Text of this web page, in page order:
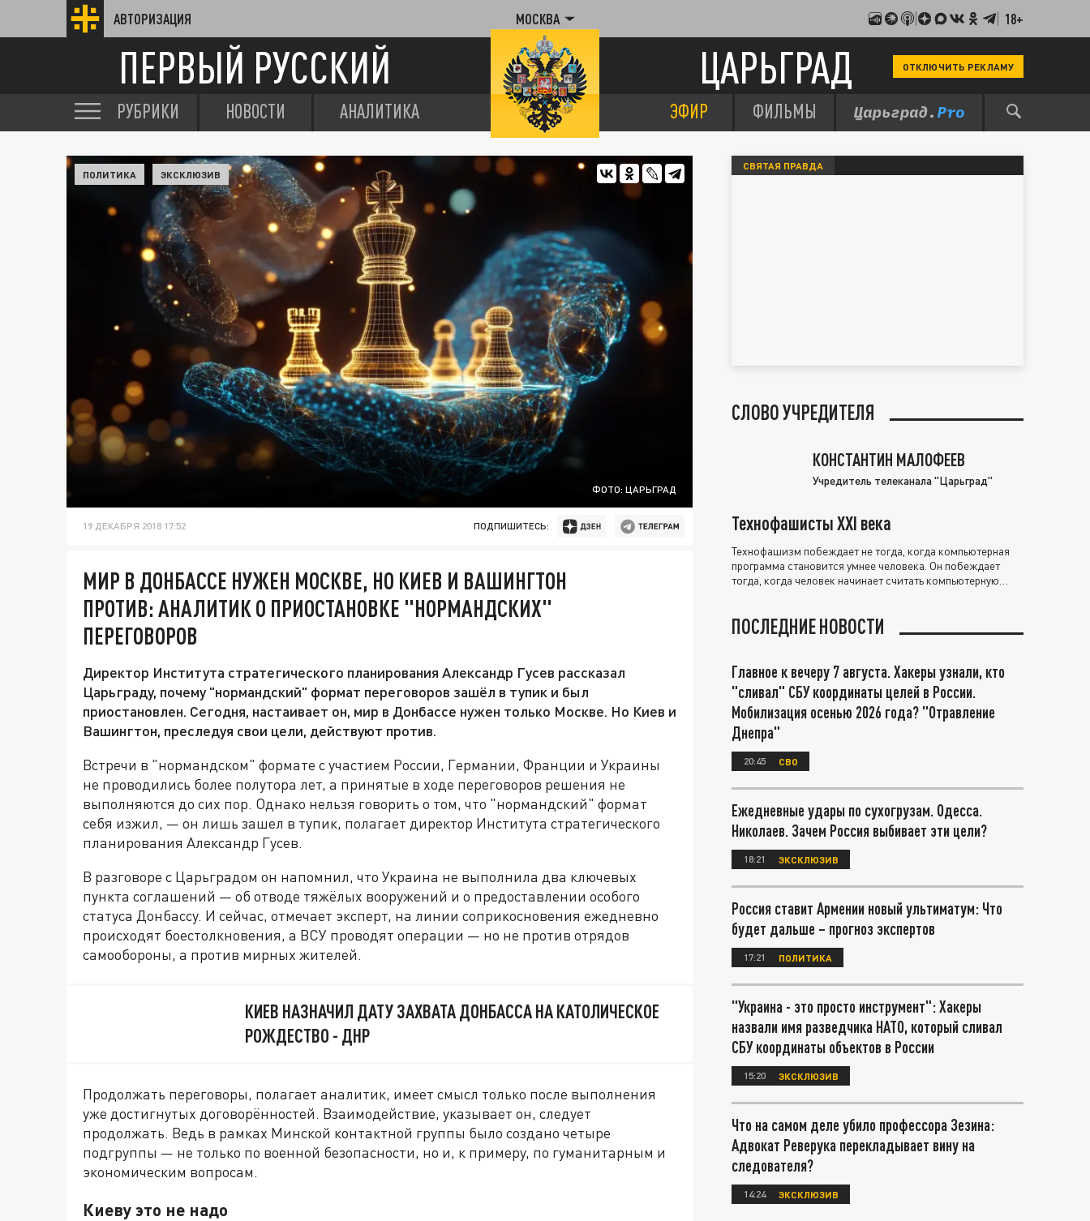
АВТОРИЗАЦИЯ МОСКВА 18+
ПЕРВЫЙ РУССКИЙ ЦАРЬГРАД ОТКЛЮЧИТЬ РЕКЛАМУ
РУБРИКИ НОВОСТИ АНАЛИТИКА ЭФИР ФИЛЬМЫ
ФОТО: ЦАРЬГРАД
ПОЛИТИКА ЭКСКЛЮЗИВ
19 ДЕКАБРЯ 2018 17:52 ПОДПИШИТЕСЬ:
МИР В ДОНБАССЕ НУЖЕН МОСКВЕ, НО КИЕВ И ВАШИНГТОН
ПРОТИВ: АНАЛИТИК О ПРИОСТАНОВКЕ "НОРМАНДСКИХ"
ПЕРЕГОВОРОВ
Директор Института стратегического планирования Александр Гусев рассказал
Царьграду, почему "нормандский" формат переговоров зашёл в тупик и был
приостановлен. Сегодня, настаивает он, мир в Донбассе нужен только Москве. Но Киев и
Вашингтон, преследуя свои цели, действуют против.
Встречи в "нормандском" формате с участием России, Германии, Франции и Украины
не проводились более полутора лет, а принятые в ходе переговоров решения не
выполняются до сих пор. Однако нельзя говорить о том, что "нормандский" формат
себя изжил, — он лишь зашел в тупик, полагает директор Института стратегического
планирования Александр Гусев.
В разговоре с Царьградом он напомнил, что Украина не выполнила два ключевых
пункта соглашений — об отводе тяжёлых вооружений и о предоставлении особого
статуса Донбассу. И сейчас, отмечает эксперт, на линии соприкосновения ежедневно
происходят боестолкновения, а ВСУ проводят операции — но не против отрядов
самообороны, а против мирных жителей.
КИЕВ НАЗНАЧИЛ ДАТУ ЗАХВАТА ДОНБАССА НА КАТОЛИЧЕСКОЕ
РОЖДЕСТВО - ДНР
Продолжать переговоры, полагает аналитик, имеет смысл только после выполнения
уже достигнутых договорённостей. Взаимодействие, указывает он, следует
продолжать. Ведь в рамках Минской контактной группы было создано четыре
подгруппы — не только по военной безопасности, но и, к примеру, по гуманитарным и
экономическим вопросам.
Киеву это не надо
СВЯТАЯ ПРАВДА
СЛОВО УЧРЕДИТЕЛЯ
КОНСТАНТИН МАЛОФЕЕВ
Учредитель телеканала "Царьград"
Технофашисты XXI века
Технофашизм побеждает не тогда, когда компьютерная
программа становится умнее человека. Он побеждает
тогда, когда человек начинает считать компьютерную
ПОСЛЕДНИЕ НОВОСТИ
Главное к вечеру 7 августа. Хакеры узнали, кто
"сливал" СБУ координаты целей в России.
Мобилизация осенью 2026 года? "Отравление
Днепра"
20:45 СВО
Ежедневные удары по сухогрузам. Одесса.
Николаев. Зачем Россия выбивает эти цели?
18:21 ЭКСКЛЮЗИВ
Россия ставит Армении новый ультиматум: Что
будет дальше – прогноз экспертов
17:21 ПОЛИТИКА
"Украина - это просто инструмент": Хакеры
назвали имя разведчика НАТО, который сливал
СБУ координаты объектов в России
15:20 ЭКСКЛЮЗИВ
Что на самом деле убило профессора Зезина:
Адвокат Реверука перекладывает вину на
следователя?
14:24 ЭКСКЛЮЗИВ